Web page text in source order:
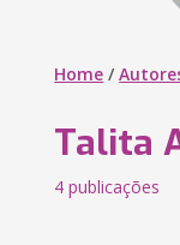
Home /
Talita
4 publicações